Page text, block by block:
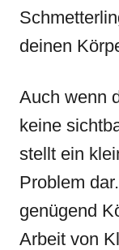
deinen
Auch wenn
keine
stellt ein
Problem
genügend
Arbeit von